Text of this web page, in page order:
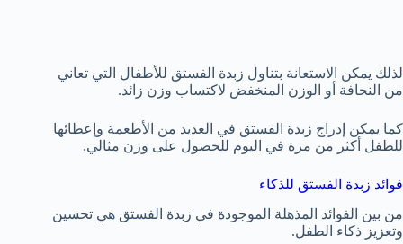
لذلك يمكن الاستعانة بتناول زبدة الفستق للأطفال التي تعاني
من النحافة أو الوزن المنخفض لاكتساب وزن زائد.
كما يمكن إدراج زبدة الفستق في العديد من الأطعمة وإعطائها
للطفل أكثر من مرة في اليوم للحصول على وزن مثالي.
فوائد زبدة الفستق للذكاء
من بين الفوائد المذهلة الموجودة في زبدة الفستق هي تحسين
وتعزيز ذكاء الطفل.